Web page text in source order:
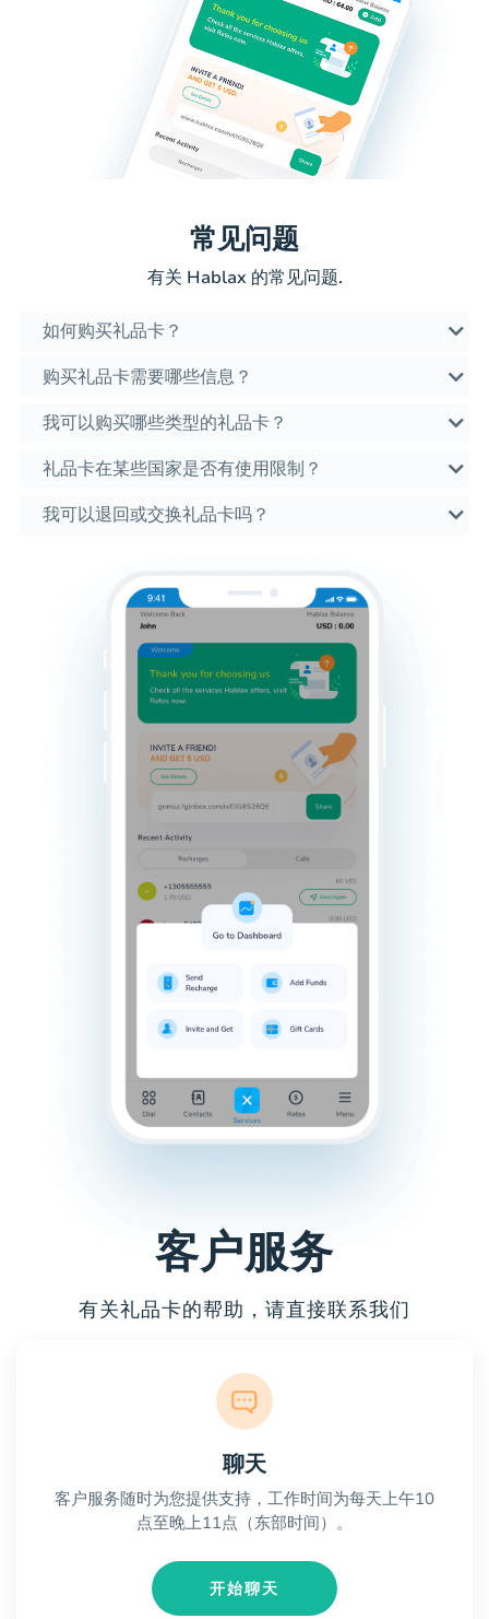
常见问题
有关 Hablax 的常见问题.
如何购买礼品卡？
购买礼品卡需要哪些信息？
我可以购买哪些类型的礼品卡？
礼品卡在某些国家是否有使用限制？
我可以退回或交换礼品卡吗？
客户服务
有关礼品卡的帮助，请直接联系我们
聊天
客户服务随时为您提供支持，工作时间为每天上午10
点至晚上11点（东部时间）。
开始聊天